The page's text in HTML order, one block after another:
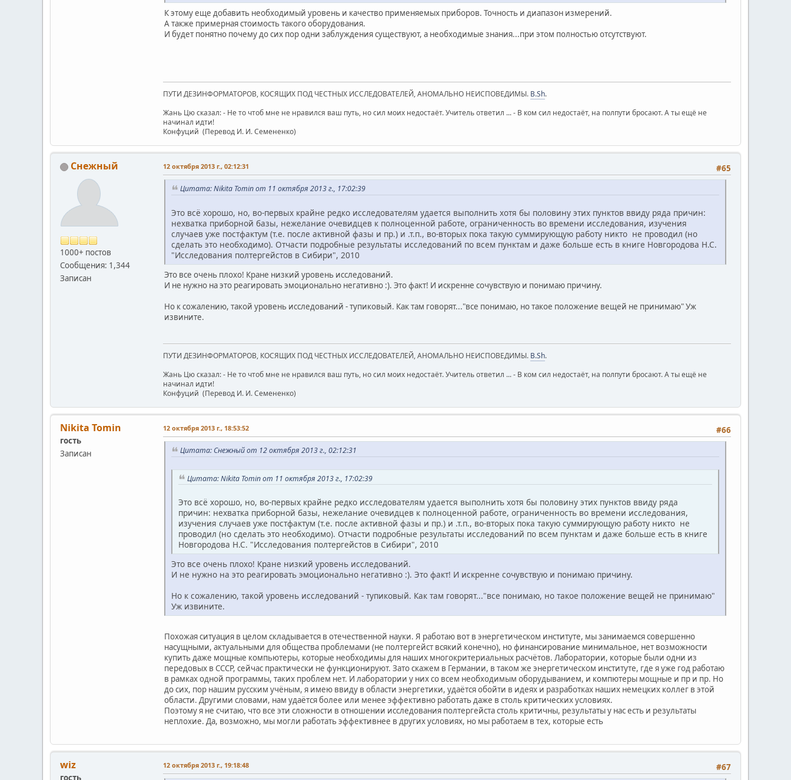
К этому еще добавить необходимый уровень и качество применяемых приборов. Точность и диапазон измерений.
А также примерная стоимость такого оборудования.
И будет понятно почему до сих пор одни заблуждения существуют, а необходимые знания...при этом полностью отсутствуют.
ПУТИ ДЕЗИНФОРМАТОРОВ, КОСЯЩИХ ПОД ЧЕСТНЫХ ИССЛЕДОВАТЕЛЕЙ, АНОМАЛЬНО НЕИСПОВЕДИМЫ. B.Sh.
Жань Цю сказал: - Не то чтоб мне не нравился ваш путь, но сил моих недостаёт. Учитель ответил ... - В ком сил недостаёт, на полпути бросают. А ты ещё не
начинал идти!
Конфуций (Перевод И. И. Семененко)
Снежный
1000+ постов
Сообщения: 1,344
Записан
#65
12 октября 2013 г., 02:12:31
Цитата: Nikita Tomin от 11 октября 2013 г., 17:02:39
Это всё хорошо, но, во-первых крайне редко исследователям удается выполнить хотя бы половину этих пунктов ввиду ряда причин:
нехватка приборной базы, нежелание очевидцев к полноценной работе, ограниченность во времени исследования, изучения
случаев уже постфактум (т.е. после активной фазы и пр.) и .т.п., во-вторых пока такую суммирующую работу никто не проводил (но
сделать это необходимо). Отчасти подробные результаты исследований по всем пунктам и даже больше есть в книге Новгородова Н.С.
"Исследования полтергейстов в Сибири", 2010
Это все очень плохо! Кране низкий уровень исследований.
И не нужно на это реагировать эмоционально негативно :). Это факт! И искренне сочувствую и понимаю причину.
Но к сожалению, такой уровень исследований - тупиковый. Как там говорят..."все понимаю, но такое положение вещей не принимаю" Уж
извините.
ПУТИ ДЕЗИНФОРМАТОРОВ, КОСЯЩИХ ПОД ЧЕСТНЫХ ИССЛЕДОВАТЕЛЕЙ, АНОМАЛЬНО НЕИСПОВЕДИМЫ. B.Sh.
Жань Цю сказал: - Не то чтоб мне не нравился ваш путь, но сил моих недостаёт. Учитель ответил ... - В ком сил недостаёт, на полпути бросают. А ты ещё не
начинал идти!
Конфуций (Перевод И. И. Семененко)
Nikita Tomin
гость
Записан
#66
12 октября 2013 г., 18:53:52
Цитата: Снежный от 12 октября 2013 г., 02:12:31
Цитата: Nikita Tomin от 11 октября 2013 г., 17:02:39
Это всё хорошо, но, во-первых крайне редко исследователям удается выполнить хотя бы половину этих пунктов ввиду ряда
причин: нехватка приборной базы, нежелание очевидцев к полноценной работе, ограниченность во времени исследования,
изучения случаев уже постфактум (т.е. после активной фазы и пр.) и .т.п., во-вторых пока такую суммирующую работу никто не
проводил (но сделать это необходимо). Отчасти подробные результаты исследований по всем пунктам и даже больше есть в книге
Новгородова Н.С. "Исследования полтергейстов в Сибири", 2010
Это все очень плохо! Кране низкий уровень исследований.
И не нужно на это реагировать эмоционально негативно :). Это факт! И искренне сочувствую и понимаю причину.
Но к сожалению, такой уровень исследований - тупиковый. Как там говорят..."все понимаю, но такое положение вещей не принимаю"
Уж извините.
Похожая ситуация в целом складывается в отечественной науки. Я работаю вот в энергетическом институте, мы занимаемся совершенно
насущными, актуальными для общества проблемами (не полтергейст всякий конечно), но финансирование минимальное, нет возможности
купить даже мощные компьютеры, которые необходимы для наших многокритериальных расчётов. Лаборатории, которые были одни из
передовых в СССР, сейчас практически не функционируют. Зато скажем в Германии, в таком же энергетическом институте, где я уже год работаю
в рамках одной программы, таких проблем нет. И лаборатории у них со всем необходимым оборудыванием, и компютеры мощные и пр и пр. Но
до сих, пор нашим русским учёным, я имею ввиду в области энергетики, удаётся обойти в идеях и разработках наших немецких коллег в этой
области. Другими словами, нам удаётся более или менее эффективно работать даже в столь критических условиях.
Поэтому я не считаю, что все эти сложности в отношении исследования полтергейста столь критичны, результаты у нас есть и результаты
неплохие. Да, возможно, мы могли работать эффективнее в других условиях, но мы работаем в тех, которые есть
wiz
гость
#67
12 октября 2013 г., 19:18:48